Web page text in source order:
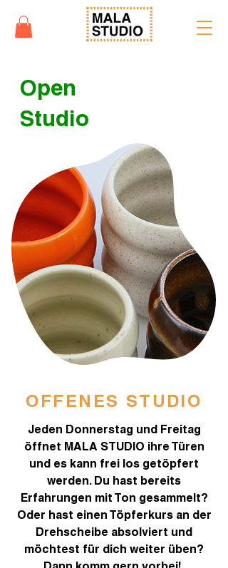
Open
Studio
OFFENES STUDIO
Jeden Donnerstag und Freitag
öffnet MALA STUDIO ihre Türen
und es kann frei los getöpfert
werden. Du hast bereits
Erfahrungen mit Ton gesammelt?
Oder hast einen Töpferkurs an der
Drehscheibe absolviert und
möchtest für dich weiter üben?